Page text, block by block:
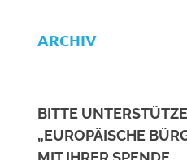
ARCHIV
BITTE
„EUROPÄISCHE